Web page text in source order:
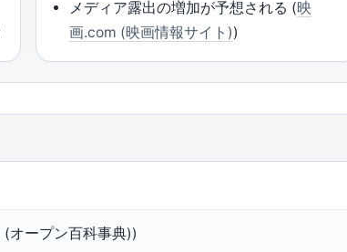
メディア露出の増加が予想される (映
画.com (映画情報サイト))
オープン百科事典))